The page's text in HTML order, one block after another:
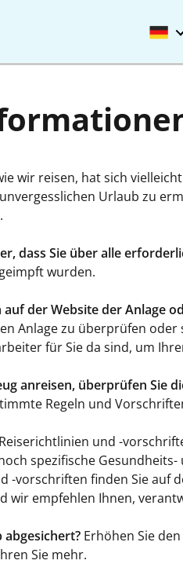
wir reisen, hat sich
Urlaub zu
dass Sie über alle
wurden.
der Website der Anlage
Anlage zu überprüfen
für Sie da sind, um
anreisen, überprüfen Sie
Regeln und
und -
spezifische
-vorschriften finden Sie auf
wir empfehlen Ihnen,
Erhöhen Sie
Sie mehr.